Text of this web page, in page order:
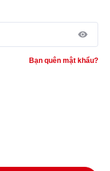
Bạn quên mật khẩu?